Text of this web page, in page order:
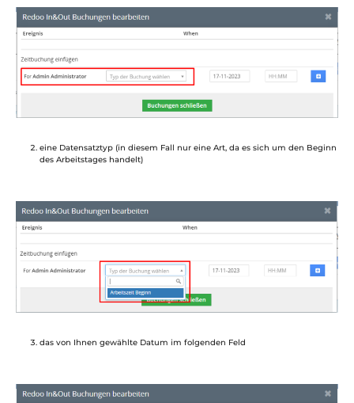
eine Datensatztyp (in diesem Fall nur eine Art, da es sich um den Beginn
des Arbeitstages handelt)
das von Ihnen gewählte Datum im folgenden Feld